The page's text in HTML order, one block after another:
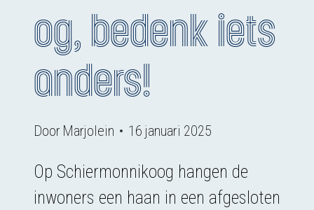
og, bedenk iets
anders!
Door Marjolein 16 januari 2025
Op Schiermonnikoog hangen de
inwoners een haan in een afgesloten